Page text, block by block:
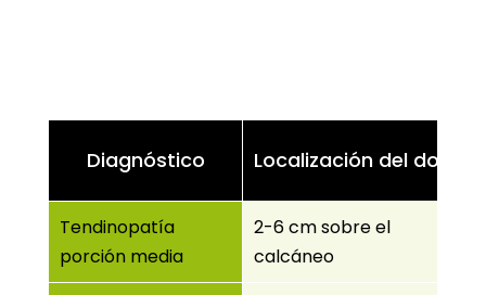
Diagnóstico
Tendinopatía
porción media
Localización del dolor
2-6 cm sobre el
calcáneo